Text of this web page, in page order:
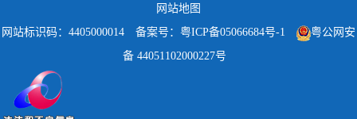
网站地图
网站标识码：4405000014
备案号：粤ICP备05066684号-1
粤公网安
备 44051102000227号